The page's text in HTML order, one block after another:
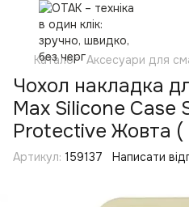
Каталог Аксесуари для
Чохол накладка
Max Silicone Case
Protective Жовта (
Артикул: 159137 Написати